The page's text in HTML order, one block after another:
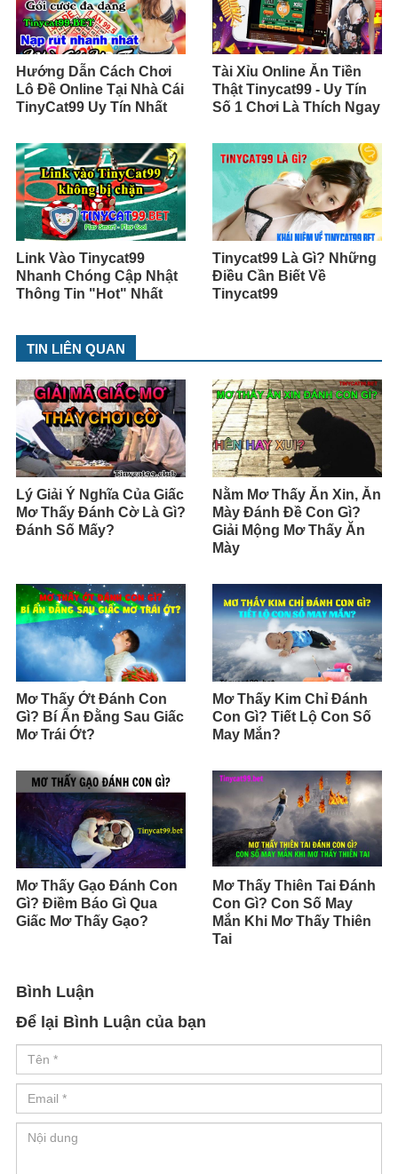
Hướng Dẫn Cách Chơi
Lô Đề Online Tại Nhà Cái
TinyCat99 Uy Tín Nhất
Tài Xỉu Online Ăn Tiền
Thật Tinycat99 - Uy Tín
Số 1 Chơi Là Thích Ngay
Link Vào Tinycat99
Nhanh Chóng Cập Nhật
Thông Tin "Hot" Nhất
Tinycat99 Là Gì? Những
Điều Cần Biết Về
Tinycat99
TIN LIÊN QUAN
Lý Giải Ý Nghĩa Của Giấc
Mơ Thấy Đánh Cờ Là Gì?
Đánh Số Mấy?
Nằm Mơ Thấy Ăn Xin, Ăn
Mày Đánh Đề Con Gì?
Giải Mộng Mơ Thấy Ăn
Mày
Mơ Thấy Ớt Đánh Con
Gì? Bí Ẩn Đằng Sau Giấc
Mơ Trái Ớt?
Mơ Thấy Kim Chỉ Đánh
Con Gì? Tiết Lộ Con Số
May Mắn?
Mơ Thấy Gạo Đánh Con
Gì? Điềm Báo Gì Qua
Giấc Mơ Thấy Gạo?
Mơ Thấy Thiên Tai Đánh
Con Gì? Con Số May
Mắn Khi Mơ Thấy Thiên
Tai
Bình Luận
Để lại Bình Luận của bạn